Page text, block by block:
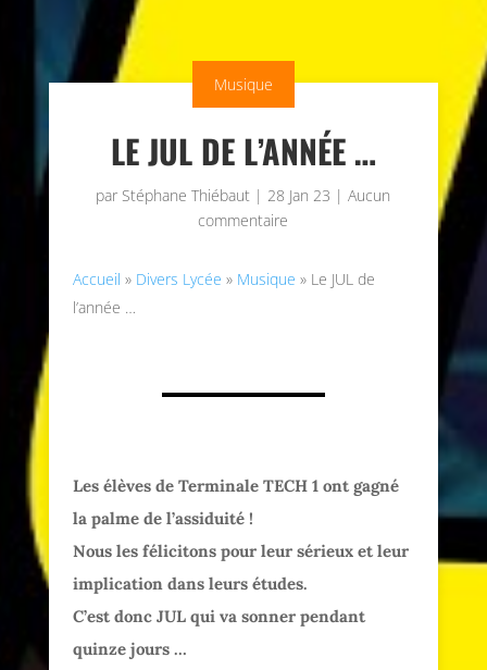
Musique
LE JUL DE L’ANNÉE …
par Stéphane Thiébaut |28 Jan 23 |Aucun
commentaire
Accueil » Divers Lycée » Musique » Le JUL de
l’année …
Les élèves de Terminale TECH 1 ont gagné
la palme de l’assiduité !
Nous les félicitons pour leur sérieux et leur
implication dans leurs études.
C’est donc JUL qui va sonner pendant
quinze jours …